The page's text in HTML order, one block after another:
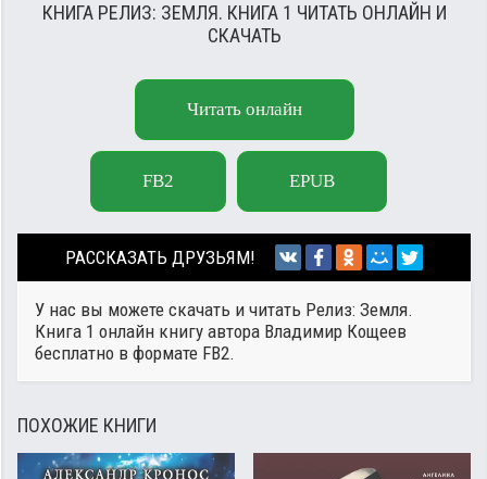
КНИГА РЕЛИЗ: ЗЕМЛЯ. КНИГА 1 ЧИТАТЬ ОНЛАЙН И
СКАЧАТЬ
Читать онлайн
FB2 EPUB
РАССКАЗАТЬ ДРУЗЬЯМ!
У нас вы можете скачать и читать Релиз: Земля.
Книга 1 онлайн книгу автора Владимир Кощеев
бесплатно в формате FB2.
ПОХОЖИЕ КНИГИ